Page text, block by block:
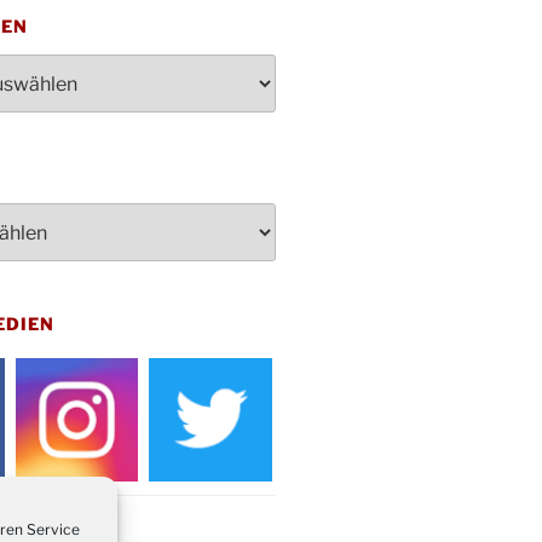
Service
von 16-20 Uhr
18:30 Uhr
im Ev. Gemeindehaus von 14-
des Honterus Chors im
um 19:00 Uhr
im Ev. Gemeindehaus von
Beisammensein am
Gassner-Hof um 15:00 Uhr